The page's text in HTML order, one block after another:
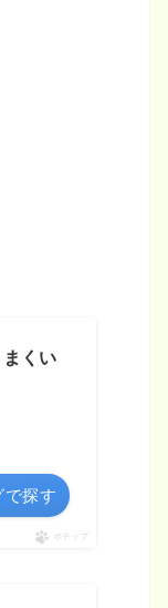
くい
で探す
ポチップ